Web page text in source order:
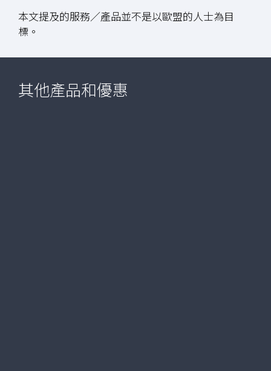
本文提及的服務／產品並不是以歐盟的人士為目
標。
其他產品和優惠